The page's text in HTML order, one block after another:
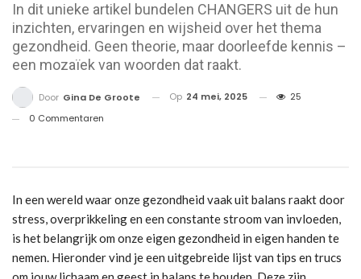
In dit unieke artikel bundelen CHANGERS uit de hun
inzichten, ervaringen en wijsheid over het thema
gezondheid. Geen theorie, maar doorleefde kennis –
een mozaïek van woorden dat raakt.
Door Gina De Groote Op 24 mei, 2025
25
0 Commentaren
In een wereld waar onze gezondheid vaak uit balans raakt door
stress, overprikkeling en een constante stroom van invloeden,
is het belangrijk om onze eigen gezondheid in eigen handen te
nemen. Hieronder vind je een uitgebreide lijst van tips en trucs